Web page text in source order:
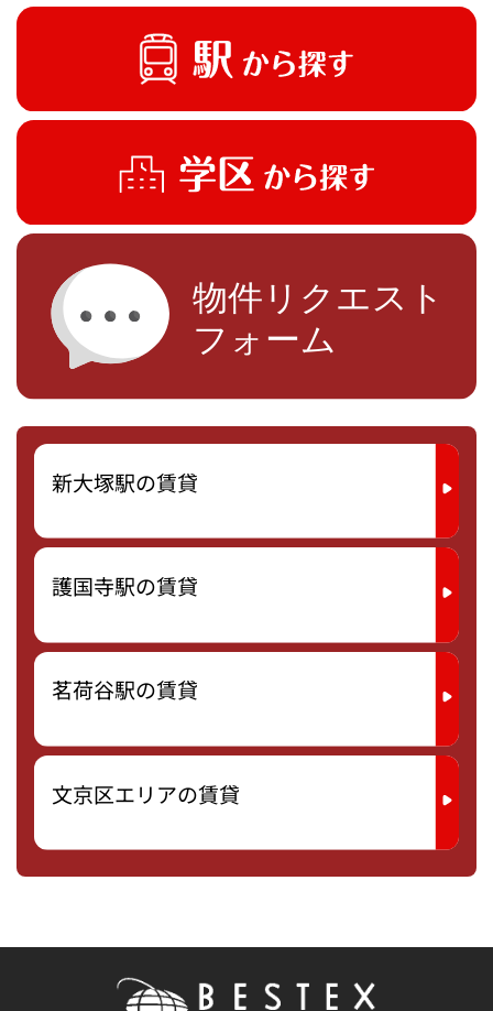
新大塚駅の賃貸
護国寺駅の賃貸
茗荷谷駅の賃貸
文京区エリアの賃貸